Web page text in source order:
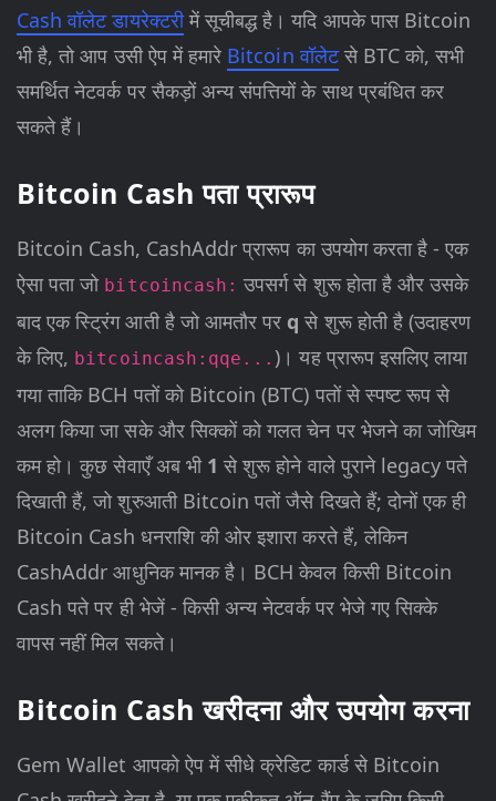
Cash वॉलेट डायरेक्टरीमें सूचीबद्ध है। यदि आपके पास Bitcoin
भी है, तो आप उसी ऐप में हमारे Bitcoin वॉलेटसे BTC को, सभी
समर्थित नेटवर्क पर सैकड़ों अन्य संपत्तियों के साथ प्रबंधित कर
सकते हैं।
Bitcoin Cash पता प्रारूप
Bitcoin Cash, CashAddr प्रारूप का उपयोग करता है - एक
ऐसा पता जो bitcoincash: उपसर्ग से शुरू होता है और उसके
बाद एक स्ट्रिंग आती है जो आमतौर पर q से शुरू होती है (उदाहरण
के लिए, bitcoincash:qqe... )। यह प्रारूप इसलिए लाया
गया ताकि BCH पतों को Bitcoin (BTC) पतों से स्पष्ट रूप से
अलग किया जा सके और सिक्कों को गलत चेन पर भेजने का जोखिम
कम हो। कुछ सेवाएँ अब भी 1 से शुरू होने वाले पुराने legacy पते
दिखाती हैं, जो शुरुआती Bitcoin पतों जैसे दिखते हैं; दोनों एक ही
Bitcoin Cash धनराशि की ओर इशारा करते हैं, लेकिन
CashAddr आधुनिक मानक है। BCH केवल किसी Bitcoin
Cash पते पर ही भेजें - किसी अन्य नेटवर्क पर भेजे गए सिक्के
वापस नहीं मिल सकते।
Bitcoin Cash खरीदना और उपयोग करना
Gem Wallet आपको ऐप में सीधे क्रेडिट कार्ड से Bitcoin